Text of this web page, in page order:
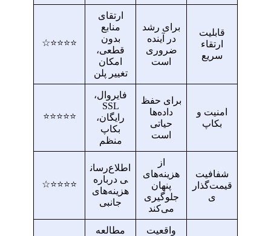
قابلیت
ارتقاء
سریع
برای رشد
در آینده
ضروری
است
ارتقای
منابع
بدون
قطعی،
امکان
تغییر پلن
⭐⭐⭐⭐☆
امنیت و
بکاپ
برای حفظ
داده‌ها
حیاتی
است
فایروال،
SSL
رایگان،
بکاپ
منظم
⭐⭐⭐⭐⭐
شفافیت
قیمت‌گذار
ی
از
هزینه‌های
پنهان
جلوگیری
می‌کند
اطلاع‌رسان
ی درباره
هزینه‌های
جانبی
⭐⭐⭐⭐☆
واقعیت
مطالعه